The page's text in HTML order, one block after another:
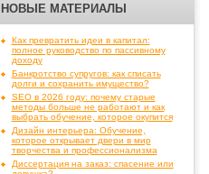
НОВЫЕ МАТЕРИАЛЫ
Как превратить идеи в капитал:
полное руководство по пассивному
доходу
Банкротство супругов: как списать
долги и сохранить имущество?
SEO в 2026 году: почему старые
методы больше не работают и как
выбрать обучение, которое окупится
Дизайн интерьера: Обучение,
которое открывает двери в мир
творчества и профессионализма
Диссертация на заказ: спасение или